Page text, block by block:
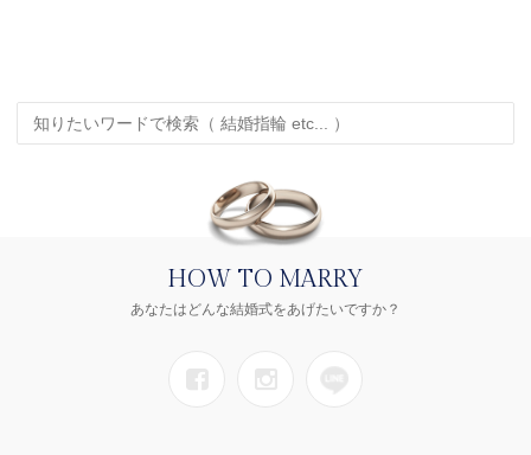
HOW TO MARRY
あなたはどんな結婚式をあげたいですか？